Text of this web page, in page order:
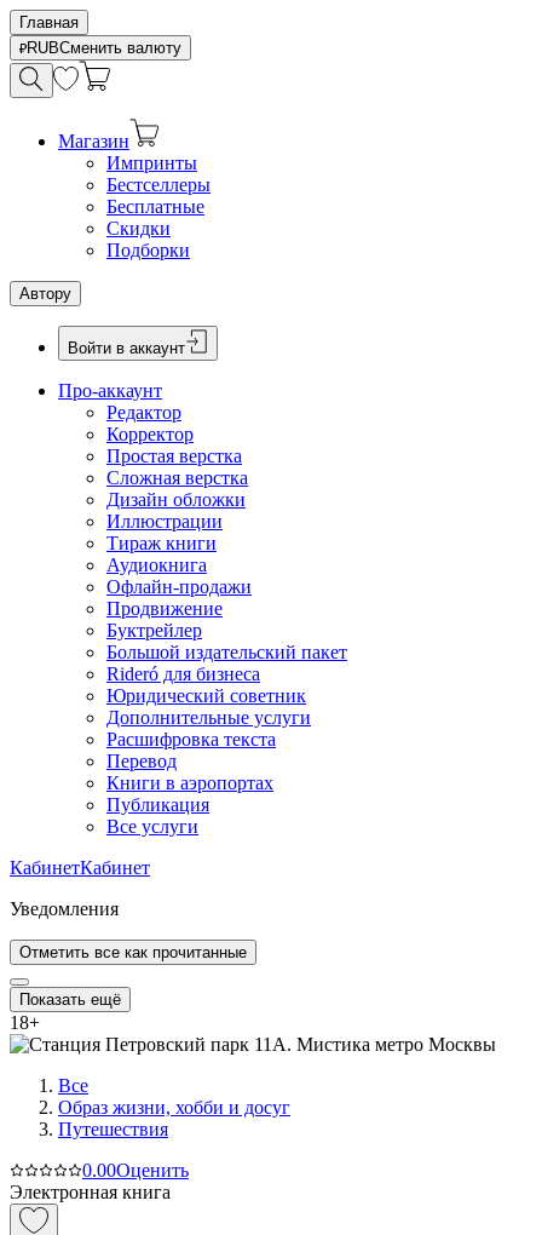
Главная
RUBСменить валюту
Магазин
Импринты
Бестселлеры
Бесплатные
Скидки
Подборки
Автору
Войти в аккаунт
Про-аккаунт
Редактор
Корректор
Простая верстка
Сложная верстка
Дизайн обложки
Иллюстрации
Тираж книги
Аудиокнига
Офлайн-продажи
Продвижение
Буктрейлер
Большой издательский пакет
Rideró для бизнеса
Юридический советник
Дополнительные услуги
Расшифровка текста
Перевод
Книги в аэропортах
Публикация
Все услуги
КабинетКабинет
Уведомления
Отметить все как прочитанные
Показать ещё
18+
Все
Образ жизни, хобби и досуг
Путешествия
0.00Оценить
Электронная книга